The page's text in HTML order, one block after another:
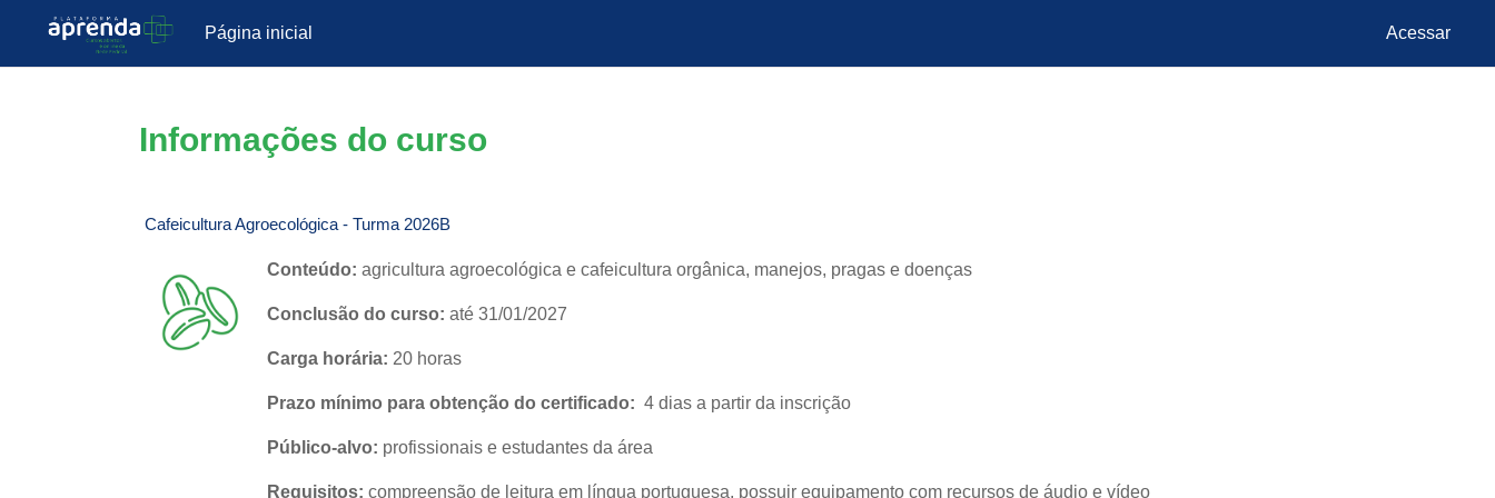
Página inicial Acessar
Informações do curso
Cafeicultura Agroecológica - Turma 2026B
Conteúdo: agricultura agroecológica e cafeicultura orgânica, manejos, pragas e doenças
Conclusão do curso: até 31/01/2027
Carga horária: 20 horas
Prazo mínimo para obtenção do certificado: 4 dias a partir da inscrição
Público-alvo: profissionais e estudantes da área
Requisitos: compreensão de leitura em língua portuguesa, possuir equipamento com recursos de áudio e vídeo